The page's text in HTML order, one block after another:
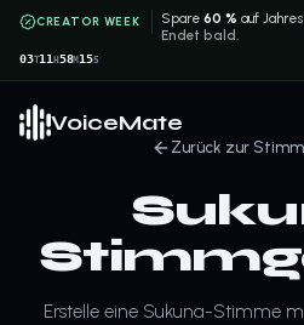
CREATOR WEEK Spare60 % auf
Endet bald.
03T11H 58M 15S
VoiceMate
Zurück zur
Erstelle eine Sukuna-Stimme